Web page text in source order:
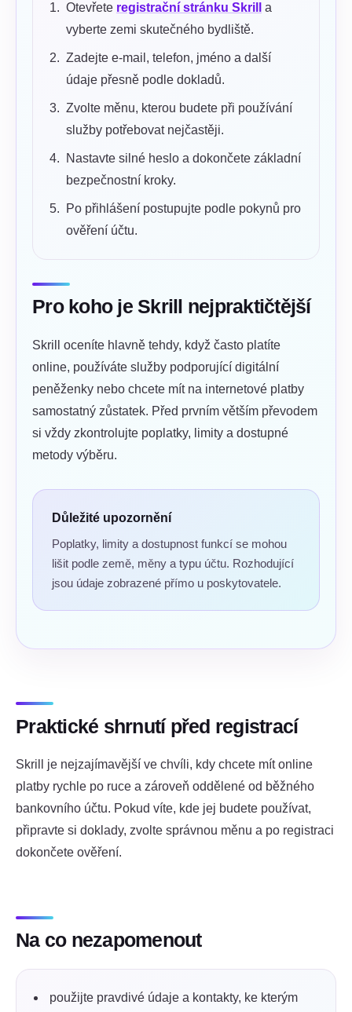
Otevřete registrační stránku Skrill
a
vyberte zemi skutečného bydliště.
Zadejte e-mail, telefon, jméno a další
údaje přesně podle dokladů.
Zvolte měnu, kterou budete při používání
služby potřebovat nejčastěji.
Nastavte silné heslo a dokončete základní
bezpečnostní kroky.
Po přihlášení postupujte podle pokynů pro
ověření účtu.
Pro koho je Skrill nejpraktičtější
Skrill oceníte hlavně tehdy, když často platíte
online, používáte služby podporující digitální
peněženky nebo chcete mít na internetové platby
samostatný zůstatek. Před prvním větším převodem
si vždy zkontrolujte poplatky, limity a dostupné
metody výběru.
Důležité upozornění
Poplatky, limity a dostupnost funkcí se mohou
lišit podle země, měny a typu účtu. Rozhodující
jsou údaje zobrazené přímo u poskytovatele.
Praktické shrnutí před registrací
Skrill je nejzajímavější ve chvíli, kdy chcete mít online
platby rychle po ruce a zároveň oddělené od běžného
bankovního účtu. Pokud víte, kde jej budete používat,
připravte si doklady, zvolte správnou měnu a po registraci
dokončete ověření.
Na co nezapomenout
použijte pravdivé údaje a kontakty, ke kterým